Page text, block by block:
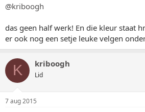
@kriboogh
das geen half werk! En die kleur staat
er ook nog een setje leuke velgen
K kriboogh
Lid
7 aug 2015